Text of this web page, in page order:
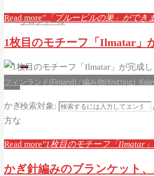
プロフィール
検索対象:
Read more"「ブルービルの巣」ができ
1枚目のモチーフ「Ilmatar」
フィンランド(Finland) /編み物(Knitting)
かぎ針編みのブランケット Kalevala
方なので、大きめのモチーフです。
Read more"1枚目のモチーフ「Ilmatar
かぎ針編みのブランケット、